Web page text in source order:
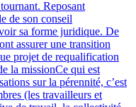
Reposant
de son conseil
sa forme juridique. De
assurer une transition
projet de requalification
la missionCe qui est
sur la pérennité, c’est
(les travailleurs et